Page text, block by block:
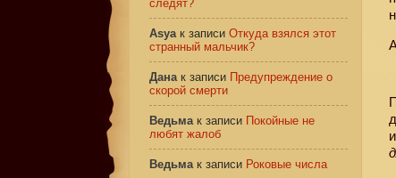
следят?
Asyaк записи Откуда взялся этот
странный мальчик?
Данак записи Предупреждение о
скорой смерти
Ведьмак записи Покойные не
любят жалоб
Ведьмак записи Роковые числа